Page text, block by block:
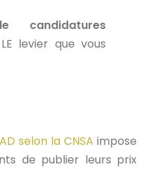
candidatures
levier que vous
selon la CNSA impose
de publier leurs prix